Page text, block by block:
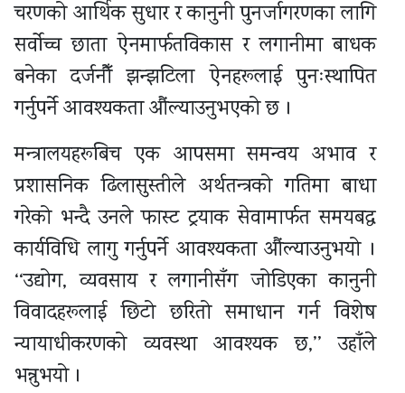
चरणको आर्थिक सुधार र कानुनी पुनर्जागरणका लागि
सर्वोच्च छाता ऐनमार्फतविकास र लगानीमा बाधक
बनेका दर्जनौँ झन्झटिला ऐनहरूलाई पुनःस्थापित
गर्नुपर्ने आवश्यकता औंल्याउनुभएको छ ।
मन्त्रालयहरूबिच एक आपसमा समन्वय अभाव र
प्रशासनिक ढिलासुस्तीले अर्थतन्त्रको गतिमा बाधा
गरेको भन्दै उनले फास्ट ट्रयाक सेवामार्फत समयबद्ध
कार्यविधि लागु गर्नुपर्ने आवश्यकता औंल्याउनुभयो ।
‘‘उद्योग, व्यवसाय र लगानीसँग जोडिएका कानुनी
विवादहरूलाई छिटो छरितो समाधान गर्न विशेष
न्यायाधीकरणको व्यवस्था आवश्यक छ,’’ उहाँले
भन्नुभयो ।